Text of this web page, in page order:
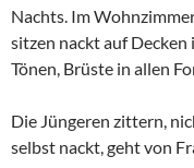
Nachts. Im
sitzen nackt auf
Tönen, Brüste in allen
Die Jüngeren zittern,
selbst nackt, geht von